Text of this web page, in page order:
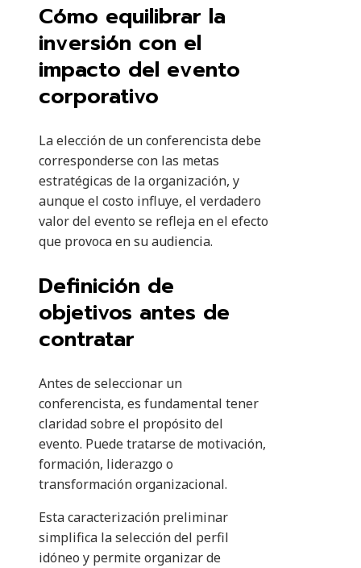
Cómo equilibrar la
inversión con el
impacto del evento
corporativo
La elección de un conferencista debe
corresponderse con las metas
estratégicas de la organización, y
aunque el costo influye, el verdadero
valor del evento se refleja en el efecto
que provoca en su audiencia.
Definición de
objetivos antes de
contratar
Antes de seleccionar un
conferencista, es fundamental tener
claridad sobre el propósito del
evento. Puede tratarse de motivación,
formación, liderazgo o
transformación organizacional.
Esta caracterización preliminar
simplifica la selección del perfil
idóneo y permite organizar de